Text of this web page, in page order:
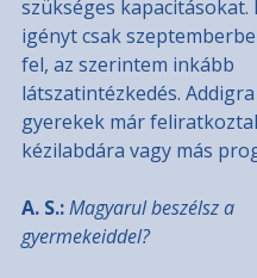
szükséges kapacitásokat.
igényt csak
fel, az szerintem inkább
látszatintézkedés. Addigra
gyerekek már
kézilabdára vagy más
A. S.:Magyarul beszélsz a
gyermekeiddel?